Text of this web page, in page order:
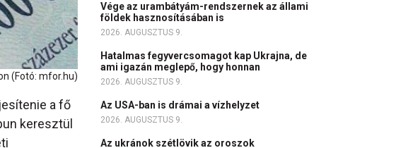
(Fotó: mfor.hu)
a fő
keresztül
Vége az urambátyám-rendszernek az állami
földek hasznosításában is
2026. AUGUSZTUS 9.
Hatalmas fegyvercsomagot kap Ukrajna, de
ami igazán meglepő, hogy honnan
2026. AUGUSZTUS 9.
Az USA-ban is drámai a vízhelyzet
2026. AUGUSZTUS 9.
Az ukránok szétlövik az oroszok